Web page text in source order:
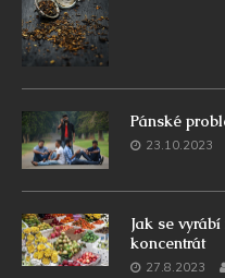
Pánské
23.10.2023
Jak se
koncentrát
27.8.2023